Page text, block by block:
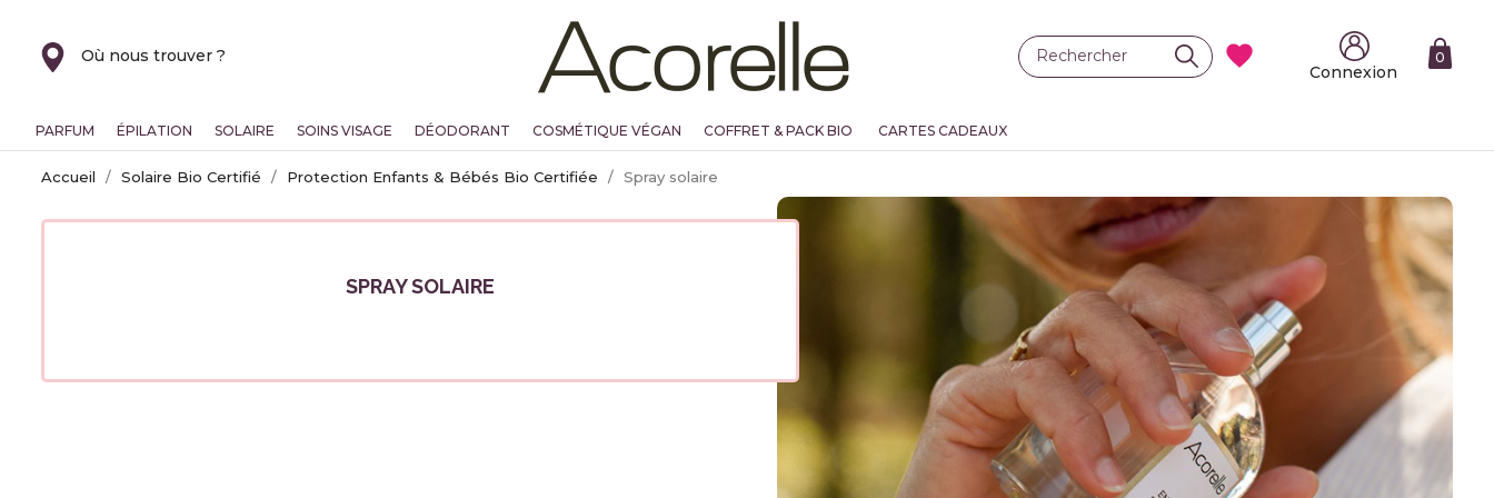
Où nous trouver ? 
Connexion
0
PARFUM ÉPILATION SOLAIRE SOINS VISAGE DÉODORANT COSMÉTIQUE VÉGAN COFFRET & PACK BIO CARTES CADEAUX
Accueil Solaire Bio Certifié Protection Enfants & Bébés Bio Certifiée Spray solaire
SPRAY SOLAIRE